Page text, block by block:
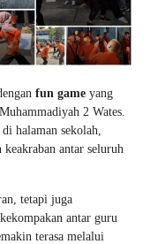
fun game yang
2 Wates.
halaman sekolah,
keakraban antar seluruh
tetapi juga
antar guru
terasa melalui